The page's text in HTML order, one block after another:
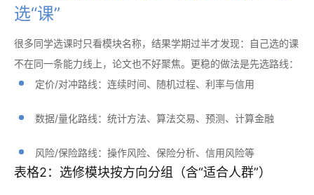
选“课”
很多同学选课时只看模块名称，结果学期过半才发现：自己选的课
不在同一条能力线上，论文也不好聚焦。更稳的做法是先选路线：
定价/对冲路线：连续时间、随机过程、利率与信用
数据/量化路线：统计方法、算法交易、预测、计算金融
风险/保险路线：操作风险、保险分析、信用风险等
表格2：选修模块按方向分组（含“适合人群”）